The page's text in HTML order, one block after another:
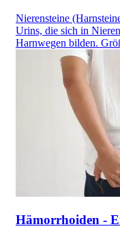
Nierensteine
Urins, die sich in
Harnwegen bilden.
Hämorrhoiden -